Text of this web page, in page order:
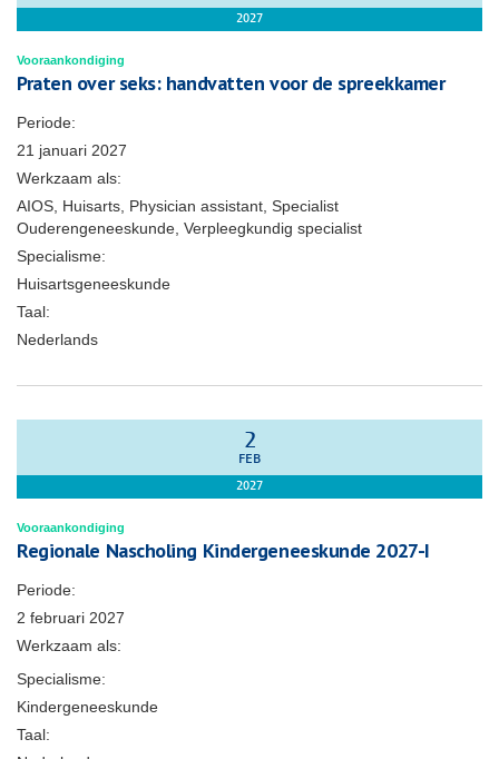
2027
Vooraankondiging
Praten over seks: handvatten voor de spreekkamer
Periode:
21 januari 2027
Werkzaam als:
AIOS, Huisarts, Physician assistant, Specialist
Ouderengeneeskunde, Verpleegkundig specialist
Specialisme:
Huisartsgeneeskunde
Taal:
Nederlands
2
FEB
2027
Vooraankondiging
Regionale Nascholing Kindergeneeskunde 2027-I
Periode:
2 februari 2027
Werkzaam als:
Specialisme:
Kindergeneeskunde
Taal: